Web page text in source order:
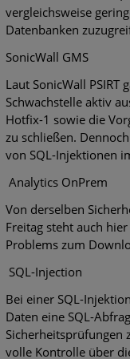
vergleichsweise
Datenbanken
SonicWall GMS
Laut SonicWall
Schwachstelle aktiv
Hotfix-1 sowie die
zu schließen.
von SQL-Injektionen
Analytics OnPrem
Von derselben
Freitag steht auch
Problems zum
SQL-Injection
Bei einer SQL-
Daten eine SQL-
Sicherheitsprüfungen
volle Kontrolle über